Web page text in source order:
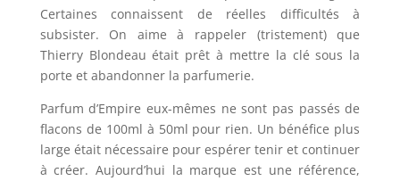
Certaines connaissent de réelles difficultés à
subsister. On aime à rappeler (tristement) que
Thierry Blondeau était prêt à mettre la clé sous la
porte et abandonner la parfumerie.
Parfum d’Empire eux-mêmes ne sont pas passés de
flacons de 100ml à 50ml pour rien. Un bénéfice plus
large était nécessaire pour espérer tenir et continuer
à créer. Aujourd’hui la marque est une référence,